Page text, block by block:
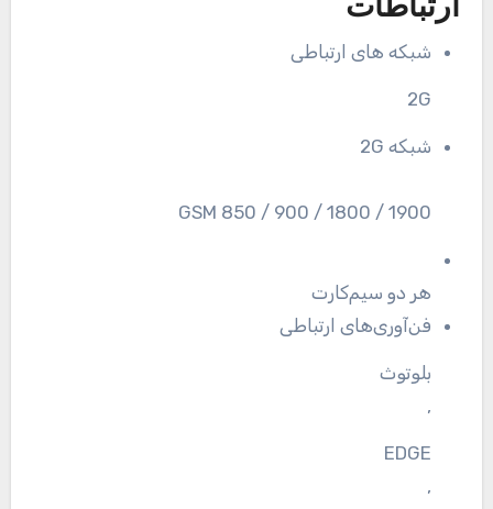
ارتباطات
شبکه های ارتباطی
2G
شبکه 2G
GSM 850 / 900 / 1800 / 1900
هر دو سیم‌کارت
فن‌آوری‌های ارتباطی
بلوتوث
,
EDGE
,